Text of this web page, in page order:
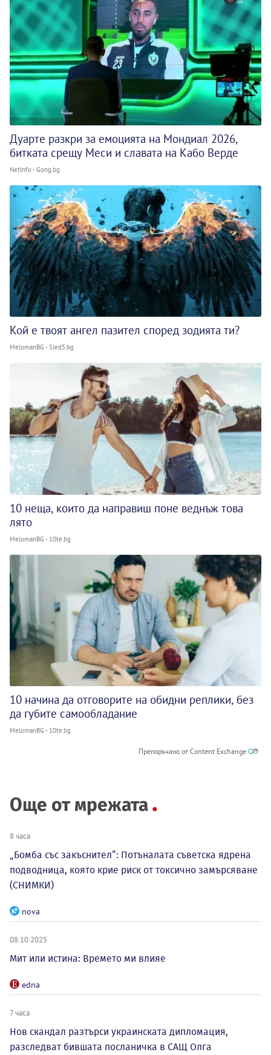
Дуарте разкри за емоцията на Мондиал 2026,
битката срещу Меси и славата на Кабо Верде
NetInfo - Gong.bg
Кой е твоят ангел пазител според зодията ти?
MelomanBG - Sled5.bg
10 неща, които да направиш поне веднъж това
лято
MelomanBG - 10te.bg
10 начина да отговорите на обидни реплики, без
да губите самообладание
MelomanBG - 10te.bg
Препоръчано от Content Exchange
Още от мрежата
8 часа
„Бомба със закъснител“: Потъналата съветска ядрена
подводница, която крие риск от токсично замърсяване
(СНИМКИ)
nova
08.10.2025
Мит или истина: Времето ми влияе
edna
7 часа
Нов скандал разтърси украинската дипломация,
разследват бившата посланичка в САЩ Олга